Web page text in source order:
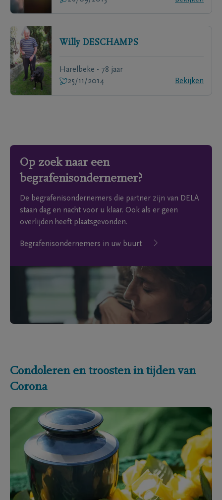
Willy DESCHAMPS
Harelbeke - 78 jaar
25/11/2014
Bekijken
Op zoek naar een
begrafenisondernemer?
De begrafenisondernemers die partner zijn van DELA
staan dag en nacht voor u klaar. Ook als er geen
overlijden heeft plaatsgevonden.
Begrafenisondernemers in uw buurt
Condoleren en troosten in tijden van
Corona